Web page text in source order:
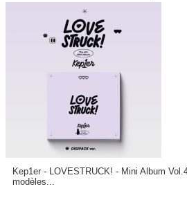
Kep1er - LOVESTRUCK! - Mini Album
modèles...